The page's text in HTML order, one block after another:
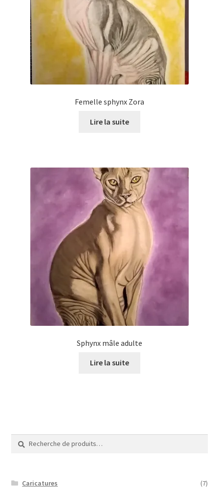
Femelle sphynx Zora
Lire la suite
Sphynx mâle adulte
Lire la suite
Recherche
pour :
Recherche
Caricatures
(7)